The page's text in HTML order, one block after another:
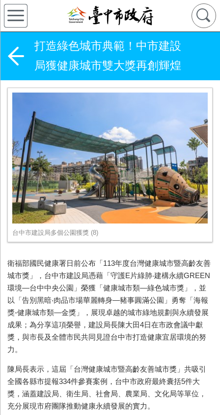
打造綠色城市典範！中市建設
局獲健康城市雙大獎再創輝煌
台中市建設局多個公園獲獎 (8)
衛福部國民健康署日前公布「113年度台灣健康城市暨高齡友善
城市獎」，台中市建設局憑藉「守護E片綠肺‧建構永續GREEN
環境—台中中央公園」榮獲「健康城市類—綠色城市獎」，並
以「告別黑暗‧肉品市場華麗轉身—豬事圓滿公園」勇奪「海報
獎-健康城市類—金獎」，展現卓越的城市綠地規劃與永續發展
成果；為分享這項榮譽，建設局長陳大田4日在市政會議中獻
獎，與市長及全體市民共同見證台中市打造健康宜居環境的努
力。
陳局長表示，這屆「台灣健康城市暨高齡友善城市獎」共吸引
全國各縣市提報334件參賽案例，台中市政府最終囊括5件大
獎，涵蓋建設局、衛生局、社會局、農業局、文化局等單位，
充分展現市府團隊推動健康永續發展的實力。